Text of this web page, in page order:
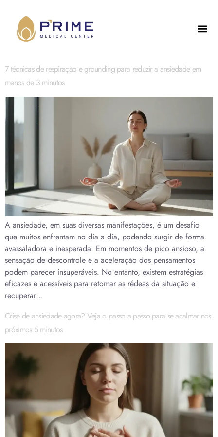
7 técnicas de respiração e grounding para reduzir a ansiedade em
menos de 3 minutos
A ansiedade, em suas diversas manifestações, é um desafio
que muitos enfrentam no dia a dia, podendo surgir de forma
avassaladora e inesperada. Em momentos de pico ansioso, a
sensação de descontrole e a aceleração dos pensamentos
podem parecer insuperáveis. No entanto, existem estratégias
eficazes e acessíveis para retomar as rédeas da situação e
recuperar…
Crise de ansiedade agora? Veja o passo a passo para se acalmar nos
próximos 5 minutos